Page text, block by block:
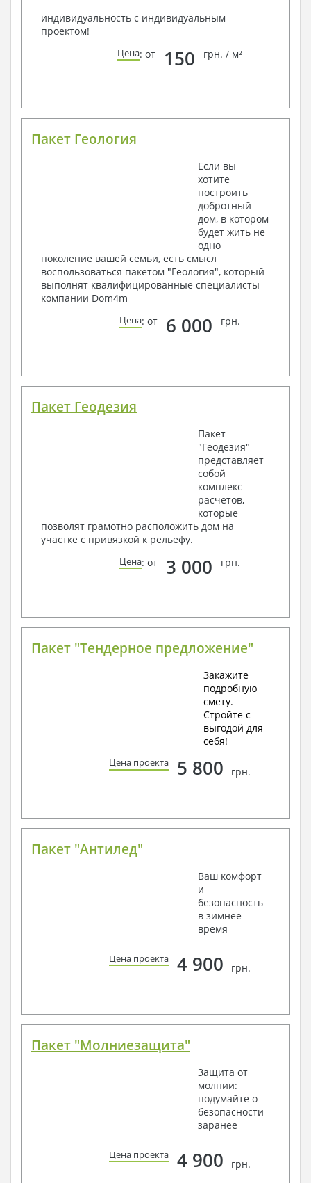
индивидуальность с индивидуальным
проектом!
Цена: от 150 грн. / м²
Пакет Геология
Если вы
хотите
построить
добротный
дом, в котором
будет жить не
одно
поколение вашей семьи, есть смысл
воспользоваться пакетом "Геология", который
выполнят квалифицированные специалисты
компании Dom4m
Цена: от 6 000 грн.
Пакет Геодезия
Пакет
"Геодезия"
представляет
собой
комплекс
расчетов,
которые
позволят грамотно расположить дом на
участке с привязкой к рельефу.
Цена: от 3 000 грн.
Пакет "Тендерное предложение"
Закажите
подробную
смету.
Стройте с
выгодой для
себя!
Цена проекта 5 800 грн.
Пакет "Антилед"
Ваш комфорт
и
безопасность
в зимнее
время
Цена проекта 4 900 грн.
Пакет "Молниезащита"
Защита от
молнии:
подумайте о
безопасности
заранее
Цена проекта 4 900 грн.